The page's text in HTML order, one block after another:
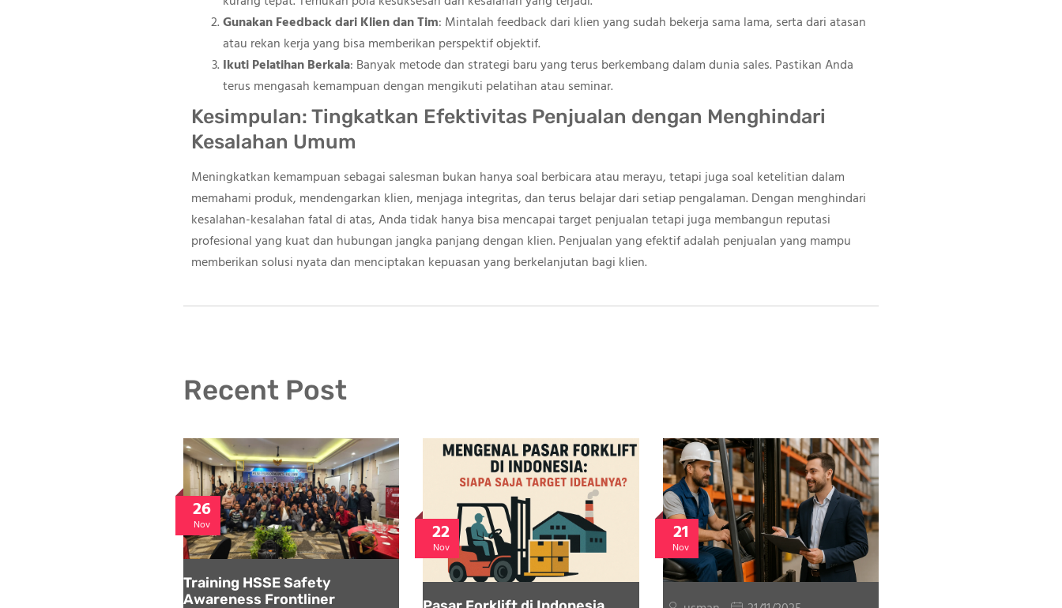
Gunakan Feedback dari Klien dan Tim: Mintalah feedback dari klien yang sudah bekerja sama lama, serta dari atasan
atau rekan kerja yang bisa memberikan perspektif objektif.
Ikuti Pelatihan Berkala: Banyak metode dan strategi baru yang terus berkembang dalam dunia sales. Pastikan Anda
terus mengasah kemampuan dengan mengikuti pelatihan atau seminar.
Kesimpulan: Tingkatkan Efektivitas Penjualan dengan Menghindari
Kesalahan Umum
Meningkatkan kemampuan sebagai salesman bukan hanya soal berbicara atau merayu, tetapi juga soal ketelitian dalam
memahami produk, mendengarkan klien, menjaga integritas, dan terus belajar dari setiap pengalaman. Dengan menghindari
kesalahan-kesalahan fatal di atas, Anda tidak hanya bisa mencapai target penjualan tetapi juga membangun reputasi
profesional yang kuat dan hubungan jangka panjang dengan klien. Penjualan yang efektif adalah penjualan yang mampu
memberikan solusi nyata dan menciptakan kepuasan yang berkelanjutan bagi klien.
Recent Post
26
Nov
Training HSSE Safety
Awareness Frontliner
22
Nov
21
Nov